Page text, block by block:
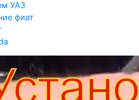
УАЗ
фиат